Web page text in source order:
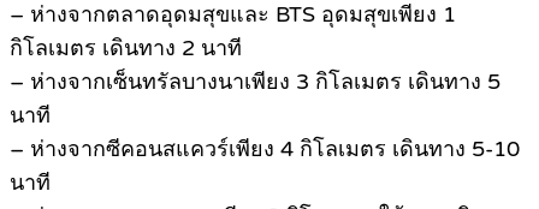
– ห่างจากตลาดอุดมสุขและ BTS อุดมสุขเพียง 1
กิโลเมตร เดินทาง 2 นาที
– ห่างจากเซ็นทรัลบางนาเพียง 3 กิโลเมตร เดินทาง 5
นาที
– ห่างจากซีคอนสแควร์เพียง 4 กิโลเมตร เดินทาง 5-10
นาที